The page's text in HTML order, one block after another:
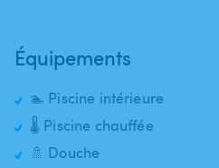
Équipements
🏊 Piscine intérieure
🌡️ Piscine chauffée
🚿 Douche